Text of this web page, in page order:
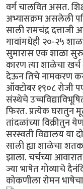
वर्ग चालवित असत.
अभ्यासक्रम असलेली
साली रामचंद्र
गावांमधेही २०-२५
सुमारास एक शाळा सुरु
कारण त्या शाळेचा
देऊन तिचे नामकरण
ऑक्टोबर १९०८ रोजी
संस्थेचे
फिरत. प्रत्येक घरातुन
तांदळांच्या विक्रीतुन
सरस्वती विद्यालय या
साली ह्या शाळेचा
झाला. चर्चच्या
ज्या भाषेत गोव्याचे
कोकणीला रोमन